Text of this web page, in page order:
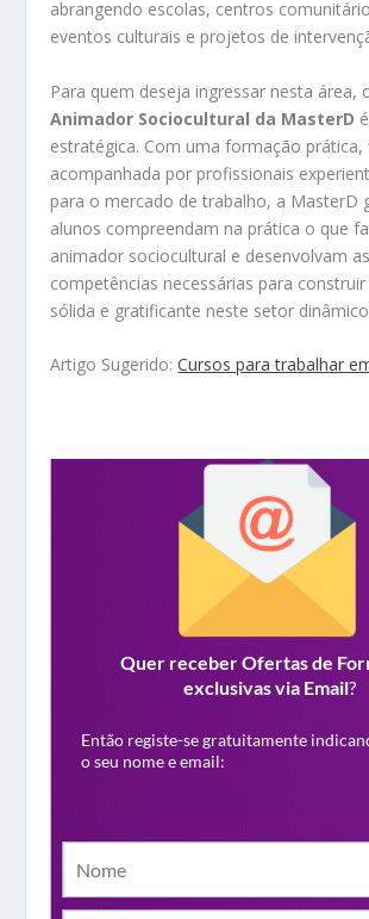
abrangendo escolas, centros
eventos culturais e projetos de
Para quem deseja ingressar nesta área,
Animador Sociocultural da MasterD
estratégica. Com uma formação prática,
acompanhada por profissionais
para o mercado de trabalho, a MasterD
alunos compreendam na prática o que
animador sociocultural e desenvolvam as
competências necessárias para
sólida e gratificante neste setor
Artigo Sugerido:Cursos para trabalhar